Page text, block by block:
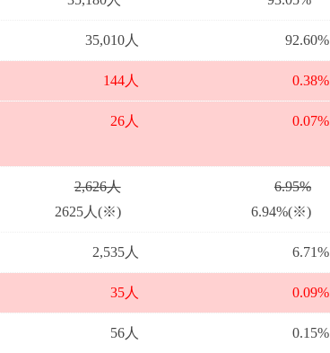
35,010人 92.60%
144人 0.38%
26人 0.07%
2,626人
2625人(※)
6.95%
6.94%(※)
2,535人 6.71%
35人 0.09%
56人 0.15%